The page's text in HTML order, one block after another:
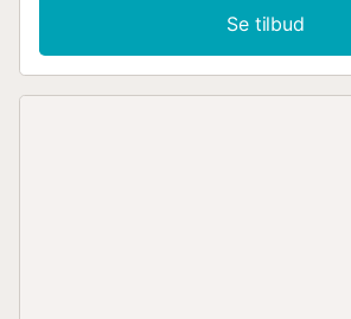
for offentlig transport er
World, cirka 7 minutters gang fra
buslinjer, der forbinder forskellige dele
Se tilbud